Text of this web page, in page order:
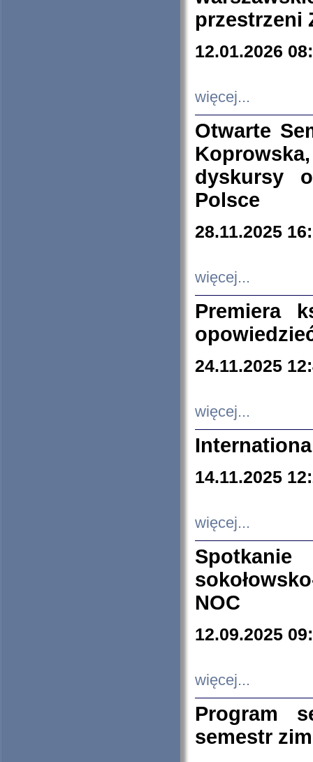
przestrzeni
12.01.2026
więcej...
Otwarte
dyskursy
Polsce
28.11.2025
więcej...
Premiera
24.11.2025
więcej...
14.11.2025
więcej...
NOC
12.09.2025
więcej...
Program
semestr